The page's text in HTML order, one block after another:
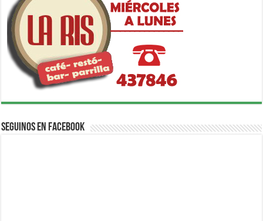
Seguinos en Facebook